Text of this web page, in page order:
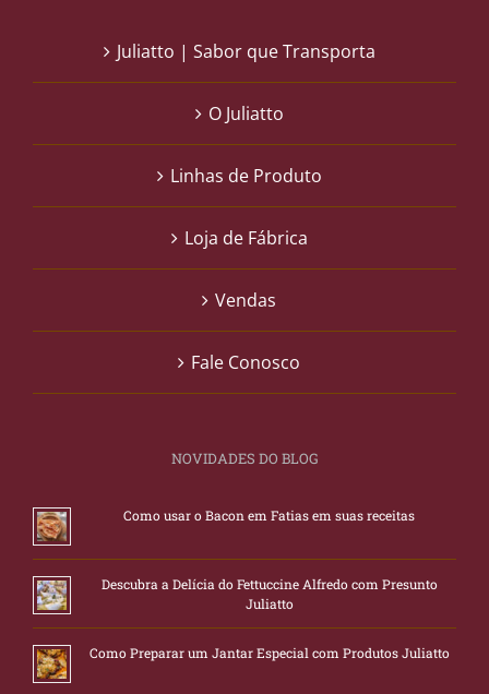
Juliatto | Sabor que Transporta
O Juliatto
Linhas de Produto
Loja de Fábrica
Vendas
Fale Conosco
NOVIDADES DO BLOG
Como usar o Bacon em Fatias em suas receitas
Descubra a Delícia do Fettuccine Alfredo com Presunto
Juliatto
Como Preparar um Jantar Especial com Produtos Juliatto